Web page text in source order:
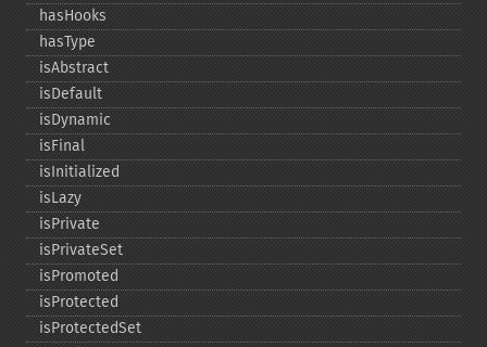
hasHooks
hasType
isAbstract
isDefault
isDynamic
isFinal
isInitialized
isLazy
isPrivate
isPrivateSet
isPromoted
isProtected
isProtectedSet